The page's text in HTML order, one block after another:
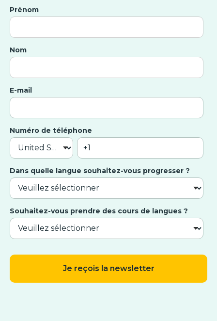
Prénom
Nom
E-mail
Numéro de téléphone
Dans quelle langue souhaitez-vous progresser ?
Souhaitez-vous prendre des cours de langues ?